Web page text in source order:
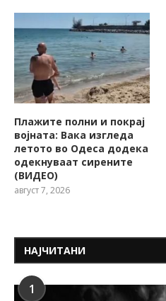
Плажите полни и покрај
војната: Вака изгледа
летото во Одеса додека
одекнуваат сирените
(ВИДЕО)
август 7, 2026
НАЈЧИТАНИ
1